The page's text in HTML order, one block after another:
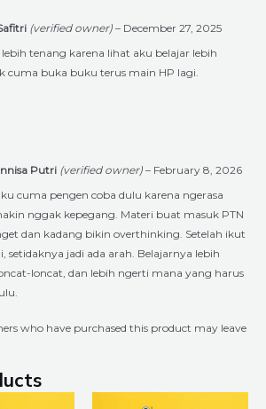
(verified owner) – December 27, 2025
tenang karena lihat aku belajar lebih
cuma buka buku terus main HP lagi.
Putri (verified owner) – February 8, 2026
cuma pengen coba dulu karena ngerasa
nggak kepegang. Materi buat masuk PTN
dan kadang bikin overthinking. Setelah ikut
setidaknya jadi ada arah. Belajarnya lebih
loncat, dan lebih ngerti mana yang harus
who have purchased this product may leave